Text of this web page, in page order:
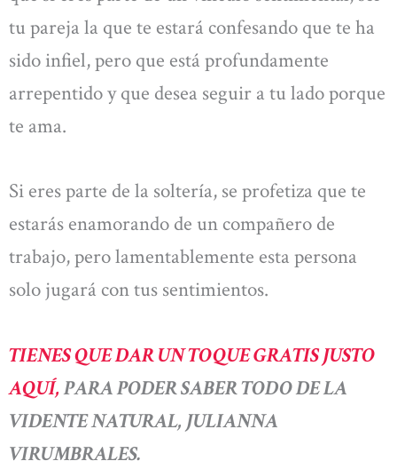
tu pareja la que te estará confesando que te ha
sido infiel, pero que está profundamente
arrepentido y que desea seguir a tu lado porque
te ama.
Si eres parte de la soltería, se profetiza que te
estarás enamorando de un compañero de
trabajo, pero lamentablemente esta persona
solo jugará con tus sentimientos.
TIENES QUE DAR UN TOQUE GRATIS JUSTO
AQUÍ, PARA PODER SABER TODO DE LA
VIDENTE NATURAL, JULIANNA
VIRUMBRALES.